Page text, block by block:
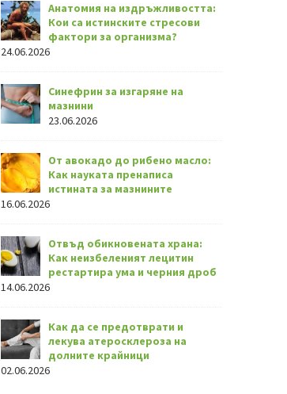
Анатомия на издръжливостта:
Кои са истинските стресови
фактори за организма?
24.06.2026
Синефрин за изгаряне на
мазнини
23.06.2026
От авокадо до рибено масло:
Как науката пренаписа
истината за мазнините
16.06.2026
Отвъд обикновената храна:
Как неизбеленият лецитин
рестартира ума и черния дроб
14.06.2026
Как да се предотврати и
лекува атеросклероза на
долните крайници
02.06.2026